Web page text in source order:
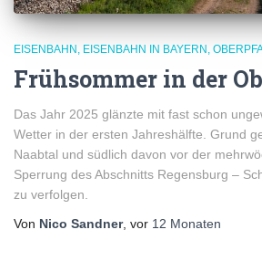
EISENBAHN EISENBAHN IN BAYERN
Frühsommer in der
Das Jahr 2025 glänzte mit fast schon
Wetter in der ersten Jahreshälfte. Grund
Naabtal und südlich davon vor der
Sperrung des Abschnitts Regensburg –
zu verfolgen.
Von Nico Sandner, vor 12 Monaten